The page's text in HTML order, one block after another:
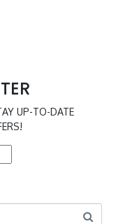
UP-TO-DATE